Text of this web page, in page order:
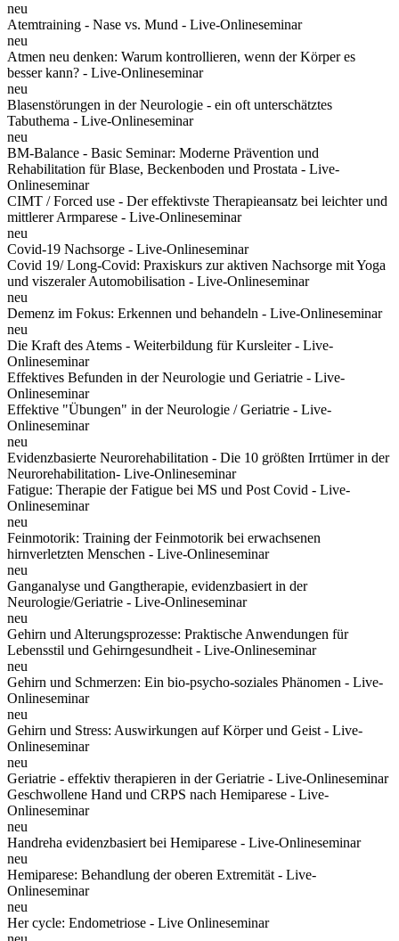
neu
Atemtraining - Nase vs. Mund - Live-Onlineseminar
neu
Atmen neu denken: Warum kontrollieren, wenn der Körper es
besser kann? - Live-Onlineseminar
neu
Blasenstörungen in der Neurologie - ein oft unterschätztes
Tabuthema - Live-Onlineseminar
neu
BM-Balance - Basic Seminar: Moderne Prävention und
Rehabilitation für Blase, Beckenboden und Prostata - Live-
Onlineseminar
CIMT / Forced use - Der effektivste Therapieansatz bei leichter und
mittlerer Armparese - Live-Onlineseminar
neu
Covid-19 Nachsorge - Live-Onlineseminar
Covid 19/ Long-Covid: Praxiskurs zur aktiven Nachsorge mit Yoga
und viszeraler Automobilisation - Live-Onlineseminar
neu
Demenz im Fokus: Erkennen und behandeln - Live-Onlineseminar
neu
Die Kraft des Atems - Weiterbildung für Kursleiter - Live-
Onlineseminar
Effektives Befunden in der Neurologie und Geriatrie - Live-
Onlineseminar
Effektive "Übungen" in der Neurologie / Geriatrie - Live-
Onlineseminar
neu
Evidenzbasierte Neurorehabilitation - Die 10 größten Irrtümer in der
Neurorehabilitation- Live-Onlineseminar
Fatigue: Therapie der Fatigue bei MS und Post Covid - Live-
Onlineseminar
neu
Feinmotorik: Training der Feinmotorik bei erwachsenen
hirnverletzten Menschen - Live-Onlineseminar
neu
Ganganalyse und Gangtherapie, evidenzbasiert in der
Neurologie/Geriatrie - Live-Onlineseminar
neu
Gehirn und Alterungsprozesse: Praktische Anwendungen für
Lebensstil und Gehirngesundheit - Live-Onlineseminar
neu
Gehirn und Schmerzen: Ein bio-psycho-soziales Phänomen - Live-
Onlineseminar
neu
Gehirn und Stress: Auswirkungen auf Körper und Geist - Live-
Onlineseminar
neu
Geriatrie - effektiv therapieren in der Geriatrie - Live-Onlineseminar
Geschwollene Hand und CRPS nach Hemiparese - Live-
Onlineseminar
neu
Handreha evidenzbasiert bei Hemiparese - Live-Onlineseminar
neu
Hemiparese: Behandlung der oberen Extremität - Live-
Onlineseminar
neu
Her cycle: Endometriose - Live Onlineseminar